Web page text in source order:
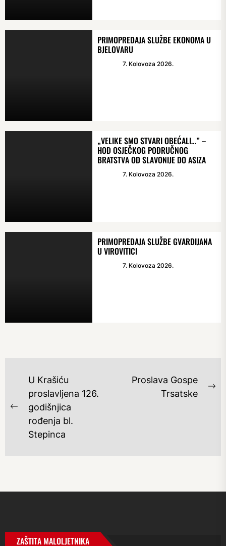
PRIMOPREDAJA SLUŽBE EKONOMA U
BJELOVARU
7. Kolovoza 2026.
„VELIKE SMO STVARI OBEĆALI…” –
HOD OSJEČKOG PODRUČNOG
BRATSTVA OD SLAVONIJE DO ASIZA
7. Kolovoza 2026.
PRIMOPREDAJA SLUŽBE GVARDIJANA
U VIROVITICI
7. Kolovoza 2026.
NAVIGACIJA
OBJAVA
Previous
post:
U Krašiću
proslavljena 126.
godišnjica
rođenja bl.
Stepinca
Proslava Gospe
Trsatske
ZAŠTITA MALOLJETNIKA